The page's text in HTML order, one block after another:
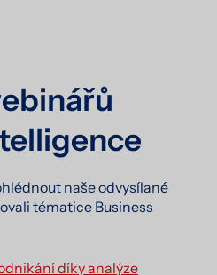
naše odvysílané
tématice Business
díky analýze